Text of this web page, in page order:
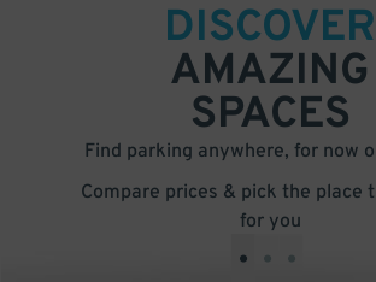
DISCOVER
AMAZING
SPACES
Find parking anywhere, for now
Compare prices & pick the place
for you
• • •